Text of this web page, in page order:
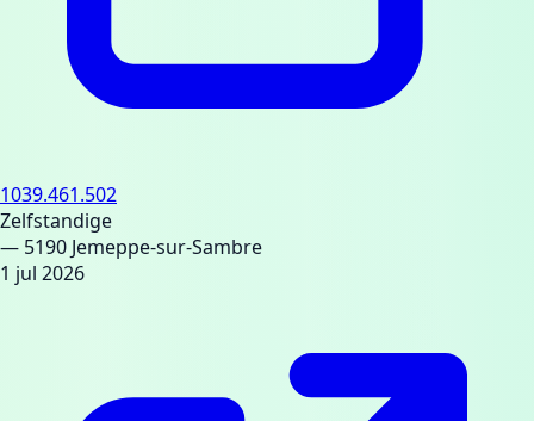
1039.461.502
Zelfstandige
— 5190 Jemeppe-sur-Sambre
1 jul 2026